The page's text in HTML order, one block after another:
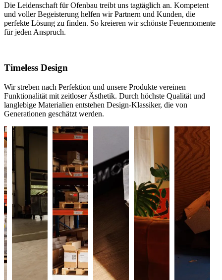
Die Leidenschaft für Ofenbau treibt uns tagtäglich an. Kompetent
und voller Begeisterung helfen wir Partnern und Kunden, die
perfekte Lösung zu finden. So kreieren wir schönste Feuermomente
für jeden Anspruch.
Timeless Design
Wir streben nach Perfektion und unsere Produkte vereinen
Funktionalität mit zeitloser Ästhetik. Durch höchste Qualität und
langlebige Materialien entstehen Design-Klassiker, die von
Generationen geschätzt werden.